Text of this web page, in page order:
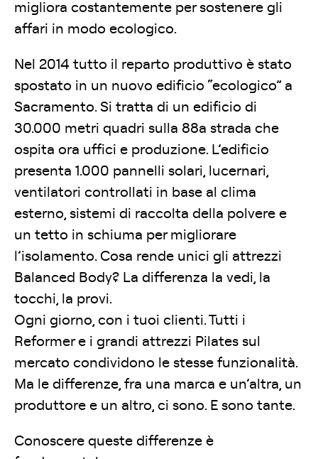
migliora costantemente per sostenere gli
affari in modo ecologico.
Nel 2014 tutto il reparto produttivo è stato
spostato in un nuovo edificio “ecologico” a
Sacramento. Si tratta di un edificio di
30.000 metri quadri sulla 88a strada che
ospita ora uffici e produzione. L’edificio
presenta 1.000 pannelli solari, lucernari,
ventilatori controllati in base al clima
esterno, sistemi di raccolta della polvere e
un tetto in schiuma per migliorare
l’isolamento. Cosa rende unici gli attrezzi
Balanced Body? La differenza la vedi, la
tocchi, la provi.
Ogni giorno, con i tuoi clienti. Tutti i
Reformer e i grandi attrezzi Pilates sul
mercato condividono le stesse funzionalità.
Ma le differenze, fra una marca e un’altra, un
produttore e un altro, ci sono. E sono tante.
Conoscere queste differenze è